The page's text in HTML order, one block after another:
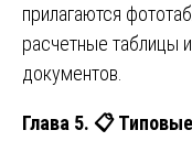
прилагаются
расчетные таблицы
документов.
Глава 5. 📋